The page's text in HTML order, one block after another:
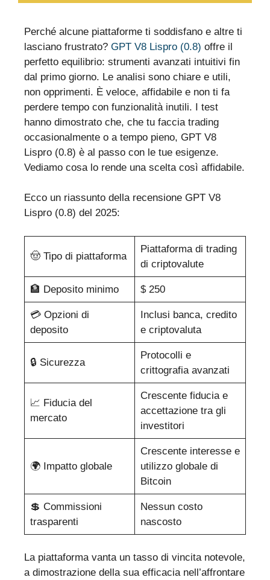
Perché alcune piattaforme ti soddisfano e altre ti
lasciano frustrato? GPT V8 Lispro (0.8) offre il
perfetto equilibrio: strumenti avanzati intuitivi fin
dal primo giorno. Le analisi sono chiare e utili,
non opprimenti. È veloce, affidabile e non ti fa
perdere tempo con funzionalità inutili. I test
hanno dimostrato che, che tu faccia trading
occasionalmente o a tempo pieno, GPT V8
Lispro (0.8) è al passo con le tue esigenze.
Vediamo cosa lo rende una scelta così affidabile.
Ecco un riassunto della recensione GPT V8
Lispro (0.8) del 2025:
🤠 Tipo di piattaforma
Piattaforma di trading
di criptovalute
🏦 Deposito minimo $ 250
💳 Opzioni di
deposito
Inclusi banca, credito
e criptovaluta
🔒 Sicurezza
Protocolli e
crittografia avanzati
📈 Fiducia del
mercato
Crescente fiducia e
accettazione tra gli
investitori
🌍 Impatto globale
Crescente interesse e
utilizzo globale di
Bitcoin
💲 Commissioni
trasparenti
Nessun costo
nascosto
La piattaforma vanta un tasso di vincita notevole,
a dimostrazione della sua efficacia nell’affrontare